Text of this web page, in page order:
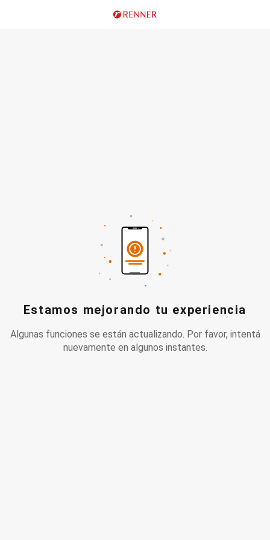
Estamos mejorando tu experiencia
Algunas funciones se están actualizando. Por favor, intentá
nuevamente en algunos instantes.